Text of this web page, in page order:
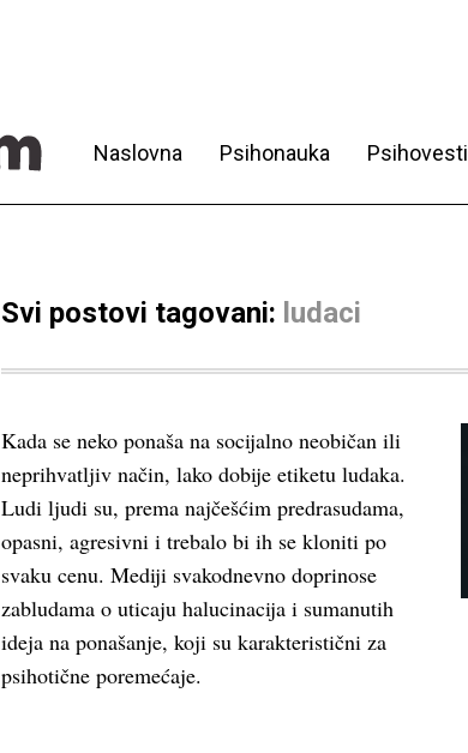
Naslovna Psihonauka Psihovesti
Svi postovi tagovani: ludaci
Kada se neko ponaša na socijalno neobičan ili
neprihvatljiv način, lako dobije etiketu ludaka.
Ludi ljudi su, prema najčešćim predrasudama,
opasni, agresivni i trebalo bi ih se kloniti po
svaku cenu. Mediji svakodnevno doprinose
zabludama o uticaju halucinacija i sumanutih
ideja na ponašanje, koji su karakteristični za
psihotične poremećaje.